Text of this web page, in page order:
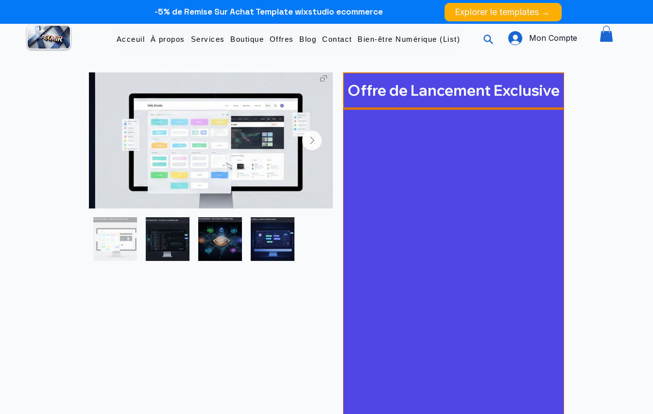
-5% de Remise Sur Achat Template wixstudio ecommerce Explorer le templates →
Acceuil À propos Services Boutique Offres Blog Contact Bien-être Numérique (List) Mon Compte
Offre de Lancement Exclusive